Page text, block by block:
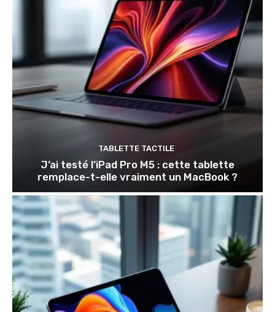
TABLETTE TACTILE
J’ai testé l’iPad Pro M5 : cette tablette
remplace-t-elle vraiment un MacBook ?